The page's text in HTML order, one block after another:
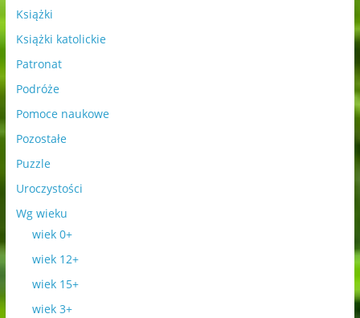
Książki
Książki katolickie
Patronat
Podróże
Pomoce naukowe
Pozostałe
Puzzle
Uroczystości
Wg wieku
wiek 0+
wiek 12+
wiek 15+
wiek 3+